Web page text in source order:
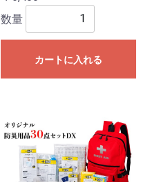
数量
カートに入れる